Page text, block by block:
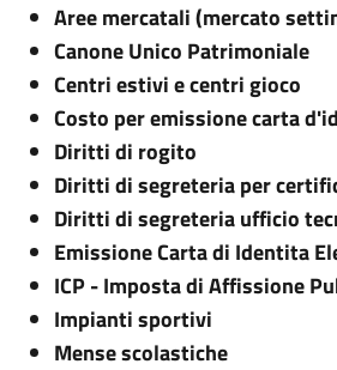
Aree mercatali (mercato
Canone Unico Patrimoniale
Centri estivi e centri gioco
Costo per emissione carta
Diritti di rogito
Diritti di segreteria per
Diritti di segreteria ufficio
Emissione Carta di Identita
ICP - Imposta di Affissione
Impianti sportivi
Mense scolastiche